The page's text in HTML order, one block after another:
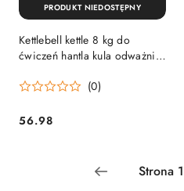
Kettlebell kettle 8 kg do
ćwiczeń hantla kula odważnik
ModernHome (0)
Cena:
56.98
PRODUKT NIEDOSTĘPNY